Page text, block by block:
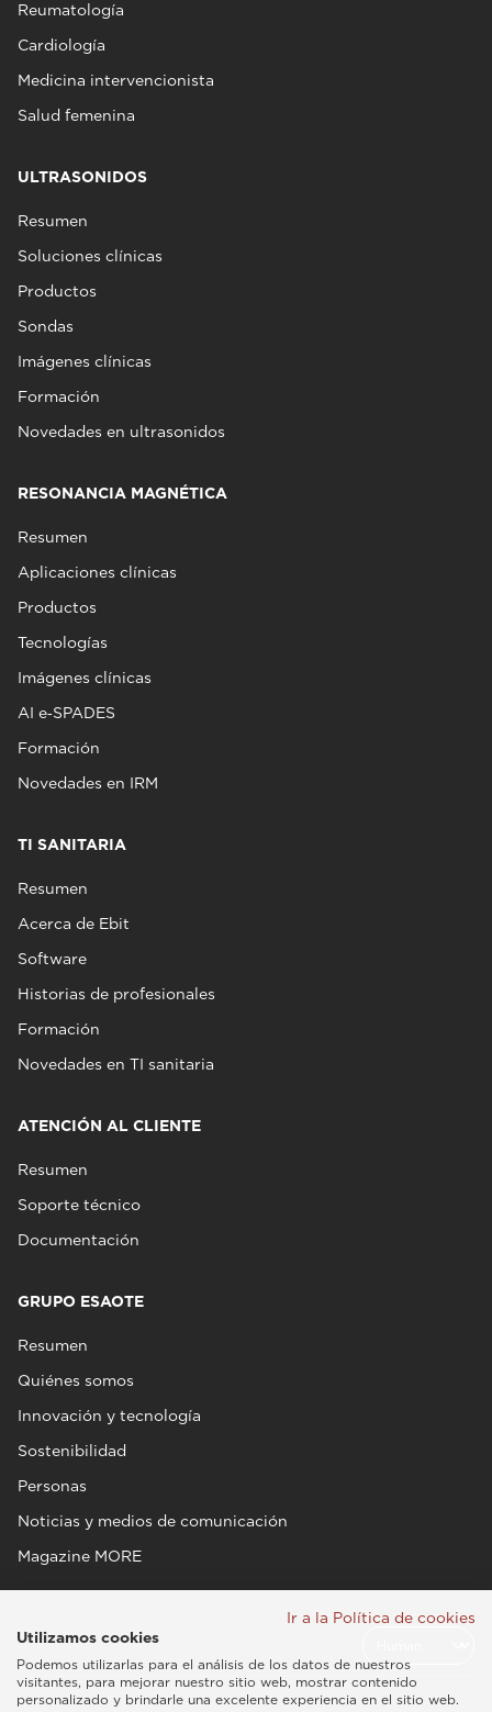
Reumatología
Cardiología
Medicina intervencionista
Salud femenina
ULTRASONIDOS
Resumen
Soluciones clínicas
Productos
Sondas
Imágenes clínicas
Formación
Novedades en ultrasonidos
RESONANCIA MAGNÉTICA
Resumen
Aplicaciones clínicas
Productos
Tecnologías
Imágenes clínicas
AI e‑SPADES
Formación
Novedades en IRM
TI SANITARIA
Resumen
Acerca de Ebit
Software
Historias de profesionales
Formación
Novedades en TI sanitaria
ATENCIÓN AL CLIENTE
Resumen
Soporte técnico
Documentación
GRUPO ESAOTE
Resumen
Quiénes somos
Innovación y tecnología
Sostenibilidad
Personas
Noticias y medios de comunicación
Magazine MORE
Ir a la Política de cookies
Utilizamos cookies
Podemos utilizarlas para el análisis de los datos de nuestros
visitantes, para mejorar nuestro sitio web, mostrar contenido
personalizado y brindarle una excelente experiencia en el sitio web.